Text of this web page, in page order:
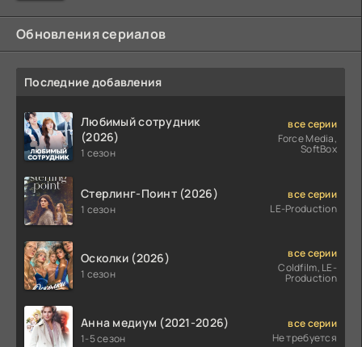
Обновления сериалов
Последние добавления
Любимый сотрудник
(2026)
1 сезон
все серии
Force Media,
SoftBox
Стерлинг-Поинт (2026)
1 сезон
все серии
LE-Production
Осколки (2026)
1 сезон
все серии
Coldfilm, LE-
Production
Анна медиум (2021-2026)
1-5 сезон
все серии
Не требуется